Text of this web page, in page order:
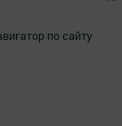
по сайту